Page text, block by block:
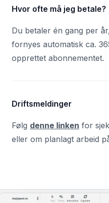
Hvor ofte må jeg betale?
Du betaler én gang per
fornyes automatisk ca.
opprettet abonnementet.
Driftsmeldinger
Følg denne linken for
eller om planlagt arbeid